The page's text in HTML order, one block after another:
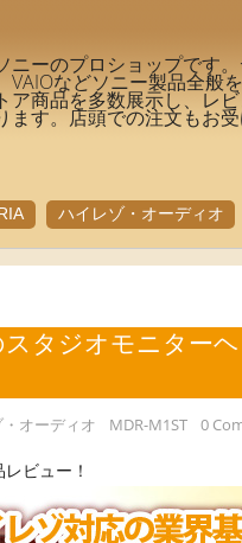
ニーのプロショップです。
VAIOなどソニー製品全般
ア商品を多数展示し、レ
ます。店頭での注文もお受
ハイレゾ・オーディオ
タジオモニター
オーディオ MDR-M1ST 0
ビュー！